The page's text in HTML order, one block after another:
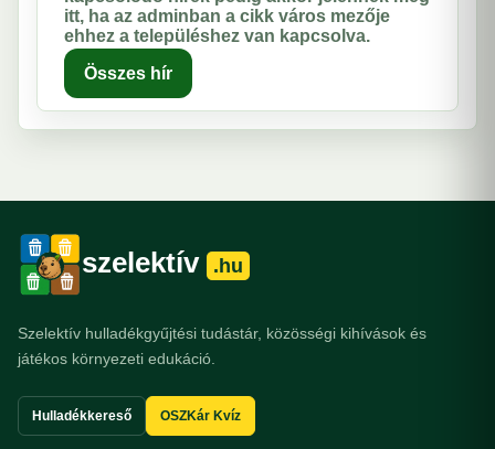
itt, ha az adminban a cikk város mezője
ehhez a településhez van kapcsolva.
Összes hír
szelektív .hu
Szelektív hulladékgyűjtési tudástár, közösségi kihívások és
játékos környezeti edukáció.
Hulladékkereső OSZKár Kvíz